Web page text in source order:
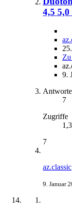
4,5
9.
7
Zugriffe
7
az.classic
9. Januar